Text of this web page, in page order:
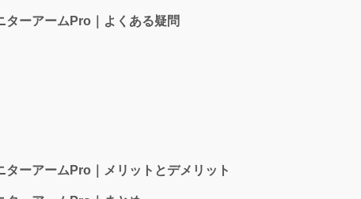
ターアームPro｜よくある疑問
ターアームPro｜メリットとデメリット